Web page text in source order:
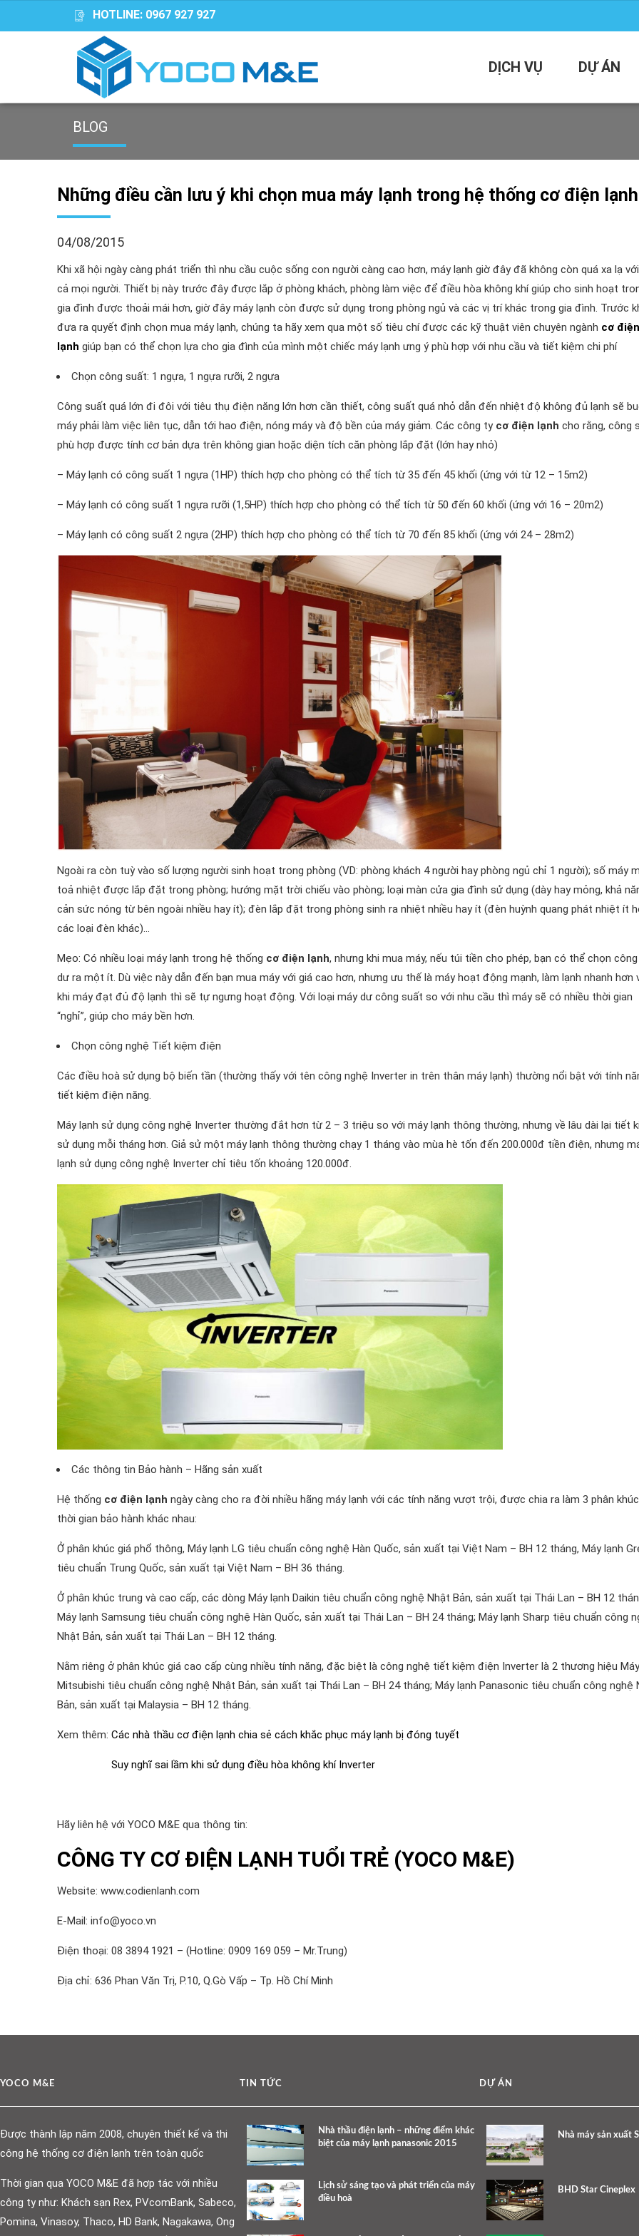
HOTLINE: 0967 927 927
DỊCH VỤ DỰ ÁN
BLOG
Những điều cần lưu ý khi chọn mua máy lạnh trong hệ thống cơ điện lạnh
04/08/2015
Khi xã hội ngày càng phát triển thì nhu cầu cuộc sống con người càng cao hơn, máy lạnh giờ đây đã không còn quá xa lạ
cả mọi người. Thiết bị này trước đây được lắp ở phòng khách, phòng làm việc để điều hòa không khí giúp cho sinh hoạt
gia đình được thoải mái hơn, giờ đây máy lạnh còn được sử dụng trong phòng ngủ và các vị trí khác trong gia đình. Trước
đưa ra quyết định chọn mua máy lạnh, chúng ta hãy xem qua một số tiêu chí được các kỹ thuật viên chuyên ngành cơ điện
lạnh giúp bạn có thể chọn lựa cho gia đình của mình một chiếc máy lạnh ưng ý phù hợp với nhu cầu và tiết kiệm chi phí
Chọn công suất: 1 ngựa, 1 ngựa rưỡi, 2 ngựa
Công suất quá lớn đi đôi với tiêu thụ điện năng lớn hơn cần thiết, công suất quá nhỏ dẫn đến nhiệt độ không đủ lạnh sẽ
máy phải làm việc liên tục, dẫn tới hao điện, nóng máy và độ bền của máy giảm. Các công ty cơ điện lạnh cho rằng, công
phù hợp được tính cơ bản dựa trên không gian hoặc diện tích căn phòng lắp đặt (lớn hay nhỏ)
– Máy lạnh có công suất 1 ngựa (1HP) thích hợp cho phòng có thể tích từ 35 đến 45 khối (ứng với từ 12 – 15m2)
– Máy lạnh có công suất 1 ngựa rưỡi (1,5HP) thích hợp cho phòng có thể tích từ 50 đến 60 khối (ứng với 16 – 20m2)
– Máy lạnh có công suất 2 ngựa (2HP) thích hợp cho phòng có thể tích từ 70 đến 85 khối (ứng với 24 – 28m2)
Ngoài ra còn tuỳ vào số lượng người sinh hoạt trong phòng (VD: phòng khách 4 người hay phòng ngủ chỉ 1 người); số máy
toả nhiệt được lắp đặt trong phòng; hướng mặt trời chiếu vào phòng; loại màn cửa gia đình sử dụng (dày hay mỏng, khả
cản sức nóng từ bên ngoài nhiều hay ít); đèn lắp đặt trong phòng sinh ra nhiệt nhiều hay ít (đèn huỳnh quang phát nhiệt ít
các loại đèn khác)…
Mẹo: Có nhiều loại máy lạnh trong hệ thống cơ điện lạnh, nhưng khi mua máy, nếu túi tiền cho phép, bạn có thể chọn
dư ra một ít. Dù việc này dẫn đến bạn mua máy với giá cao hơn, nhưng ưu thế là máy hoạt động mạnh, làm lạnh nhanh hơn
khi máy đạt đủ độ lạnh thì sẽ tự ngưng hoạt động. Với loại máy dư công suất so với nhu cầu thì máy sẽ có nhiều thời gian
“nghỉ”, giúp cho máy bền hơn.
Chọn công nghệ Tiết kiệm điện
Các điều hoà sử dụng bộ biến tần (thường thấy với tên công nghệ Inverter in trên thân máy lạnh) thường nổi bật với tính
tiết kiệm điện năng.
Máy lạnh sử dụng công nghệ Inverter thường đắt hơn từ 2 – 3 triệu so với máy lạnh thông thường, nhưng về lâu dài lại tiết
sử dụng mỗi tháng hơn. Giả sử một máy lạnh thông thường chạy 1 tháng vào mùa hè tốn đến 200.000đ tiền điện, nhưng
lạnh sử dụng công nghệ Inverter chỉ tiêu tốn khoảng 120.000đ.
Các thông tin Bảo hành – Hãng sản xuất
Hệ thống cơ điện lạnh ngày càng cho ra đời nhiều hãng máy lạnh với các tính năng vượt trội, được chia ra làm 3 phân
thời gian bảo hành khác nhau:
Ở phân khúc giá phổ thông, Máy lạnh LG tiêu chuẩn công nghệ Hàn Quốc, sản xuất tại Việt Nam – BH 12 tháng, Máy lạnh
tiêu chuẩn Trung Quốc, sản xuất tại Việt Nam – BH 36 tháng.
Ở phân khúc trung và cao cấp, các dòng Máy lạnh Daikin tiêu chuẩn công nghệ Nhật Bản, sản xuất tại Thái Lan – BH 12
Máy lạnh Samsung tiêu chuẩn công nghệ Hàn Quốc, sản xuất tại Thái Lan – BH 24 tháng; Máy lạnh Sharp tiêu chuẩn công
Nhật Bản, sản xuất tại Thái Lan – BH 12 tháng.
Nằm riêng ở phân khúc giá cao cấp cùng nhiều tính năng, đặc biệt là công nghệ tiết kiệm điện Inverter là 2 thương hiệu
Mitsubishi tiêu chuẩn công nghệ Nhật Bản, sản xuất tại Thái Lan – BH 24 tháng; Máy lạnh Panasonic tiêu chuẩn công nghệ
Bản, sản xuất tại Malaysia – BH 12 tháng.
Xem thêm: Các nhà thầu cơ điện lạnh chia sẻ cách khắc phục máy lạnh bị đóng tuyết
Suy nghĩ sai lầm khi sử dụng điều hòa không khí Inverter
Hãy liên hệ với YOCO M&E qua thông tin:
CÔNG TY CƠ ĐIỆN LẠNH TUỔI TRẺ (YOCO M&E)
Website: www.codienlanh.com
E-Mail: info@yoco.vn
Điện thoại: 08 3894 1921 – (Hotline: 0909 169 059 – Mr.Trung)
Địa chỉ: 636 Phan Văn Trị, P.10, Q.Gò Vấp – Tp. Hồ Chí Minh
YOCO M&E
Được thành lập năm 2008, chuyên thiết kế và thi
công hệ thống cơ điện lạnh trên toàn quốc
Thời gian qua YOCO M&E đã hợp tác với nhiều
công ty như: Khách sạn Rex, PVcomBank, Sabeco,
Pomina, Vinasoy, Thaco, HD Bank, Nagakawa, Ong
TIN TỨC
Nhà thầu điện lạnh – những điểm khác
biệt của máy lạnh panasonic 2015
Lịch sử sáng tạo và phát triển của máy
điều hoà
DỰ ÁN
Nhà máy sản xuất
BHD Star Cineplex